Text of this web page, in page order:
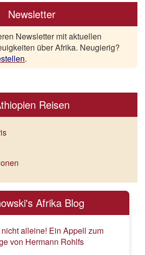
Newsletter
Newsletter mit aktuellen
über Afrika. Neugierig?
.
Reisen
Afrika Blog
alleine! Ein Appell zum
von Hermann Rohlfs